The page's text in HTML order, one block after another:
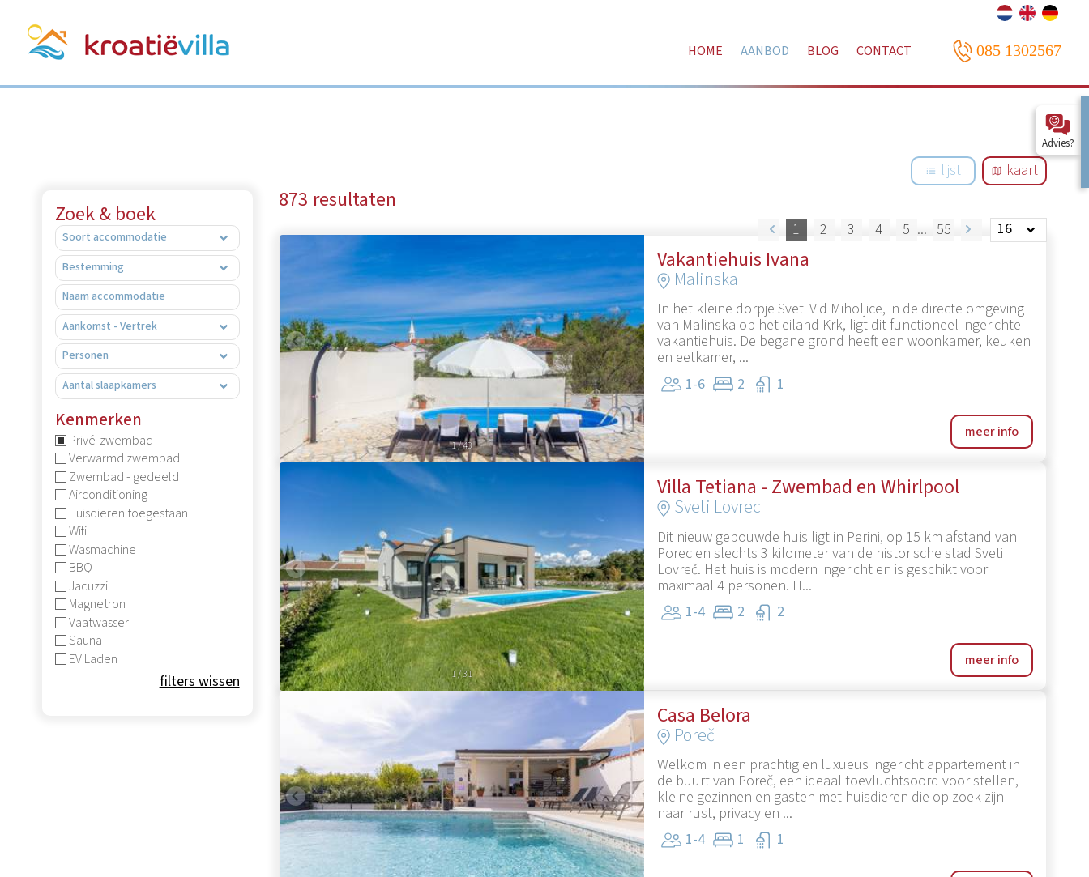
HOME AANBOD BLOG CONTACT 085 1302567
resultaten
lijst kaart
Zoek & boek
Kenmerken
Privé-zwembad
Verwarmd zwembad
Zwembad - gedeeld
Airconditioning
Huisdieren toegestaan
Wifi
Wasmachine
BBQ
Jacuzzi
Magnetron
Vaatwasser
Sauna
EV Laden
filters wissen
1 2 3 4 5 55
1/43
Vakantiehuis Ivana
Malinska
In het kleine dorpje Sveti Vid Miholjice, in de directe omgeving
van Malinska op het eiland Krk, ligt dit functioneel ingerichte
vakantiehuis. De begane grond heeft een woonkamer, keuken
en eetkamer, ...
1-6
2 1
meer info
1/31
Villa Tetiana - Zwembad en Whirlpool
Sveti Lovrec
Dit nieuw gebouwde huis ligt in Perini, op 15 km afstand van
Porec en slechts 3 kilometer van de historische stad Sveti
Lovreč. Het huis is modern ingericht en is geschikt voor
maximaal 4 personen. H...
1-4
2 2
meer info
Casa Belora
Poreč
Welkom in een prachtig en luxueus ingericht appartement in
de buurt van Poreč, een ideaal toevluchtsoord voor stellen,
kleine gezinnen en gasten met huisdieren die op zoek zijn
naar rust, privacy en ...
1-4
1 1
Advies?